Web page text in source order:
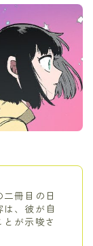
冊目の日
、彼が自
が示唆さ